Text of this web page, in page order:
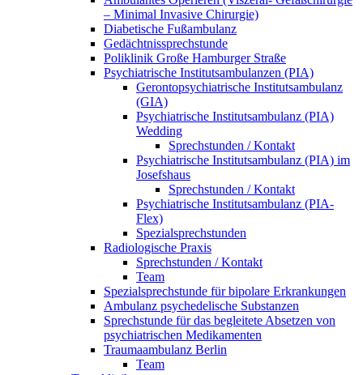
– Minimal Invasive Chirurgie)
Diabetische Fußambulanz
Gedächtnissprechstunde
Poliklinik Große Hamburger Straße
Psychiatrische Institutsambulanzen (PIA)
Gerontopsychiatrische Institutsambulanz
(GIA)
Psychiatrische Institutsambulanz (PIA)
Wedding
Sprechstunden / Kontakt
Psychiatrische Institutsambulanz (PIA) im
Josefshaus
Sprechstunden / Kontakt
Psychiatrische Institutsambulanz (PIA-
Flex)
Spezialsprechstunden
Radiologische Praxis
Sprechstunden / Kontakt
Team
Spezialsprechstunde für bipolare Erkrankungen
Ambulanz psychedelische Substanzen
Sprechstunde für das begleitete Absetzen von
psychiatrischen Medikamenten
Traumaambulanz Berlin
Team